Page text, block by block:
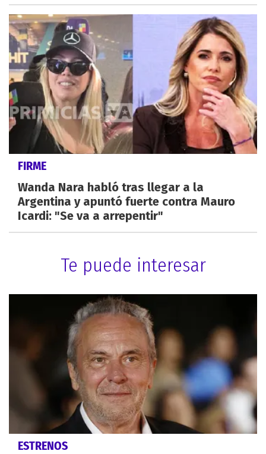
FIRME
Wanda Nara habló tras llegar a la
Argentina y apuntó fuerte contra Mauro
Icardi: "Se va a arrepentir"
Te puede interesar
ESTRENOS